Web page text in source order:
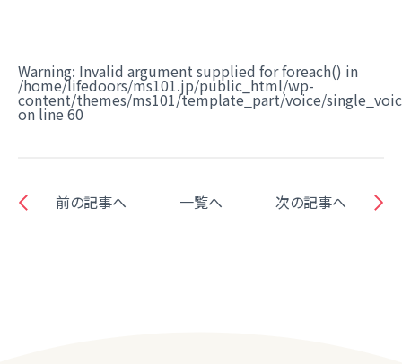
Warning: Invalid argument supplied for foreach() in
/home/lifedoors/ms101.jp/public_html/wp-
content/themes/ms101/template_part/voice/
on line 60
前の記事へ 一覧へ 次の記事へ